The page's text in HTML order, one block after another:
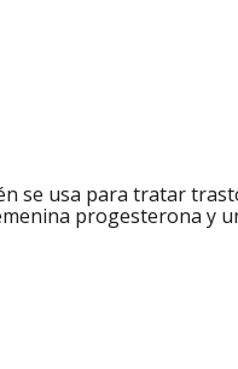
se usa para tratar
progesterona y